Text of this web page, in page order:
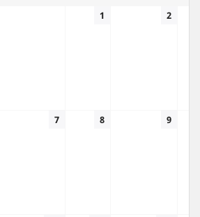
1 2
7 8 9